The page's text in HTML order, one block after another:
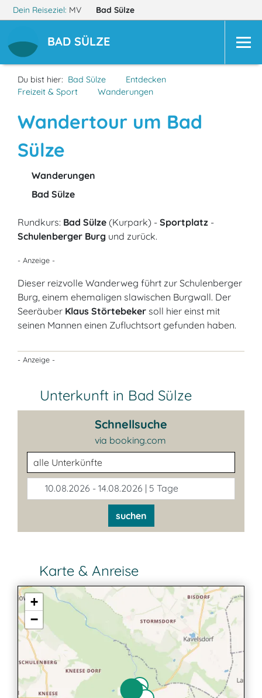
Dein Reiseziel: MV Bad Sülze
BAD SÜLZE
Du bist hier: Bad Sülze
Entdecken
Freizeit & Sport
Wanderungen
Wandertour um Bad
Sülze
Wanderungen
Bad Sülze
Rundkurs: Bad Sülze (Kurpark) - Sportplatz -
Schulenberger Burg und zurück.
- Anzeige -
Dieser reizvolle Wanderweg führt zur Schulenberger
Burg, einem ehemaligen slawischen Burgwall. Der
Seeräuber Klaus Störtebeker soll hier einst mit
seinen Mannen einen Zufluchtsort gefunden haben.
- Anzeige -
Unterkunft in Bad Sülze
Schnellsuche
via booking.com
Unterkunftsart
10.08.2026 - 14.08.2026 | 5 Tage
suchen
Karte & Anreise
+
−